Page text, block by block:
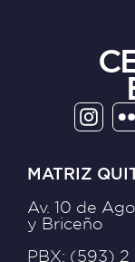
MATRIZ
Av. 10 de
y Briceño
PBX: (593)